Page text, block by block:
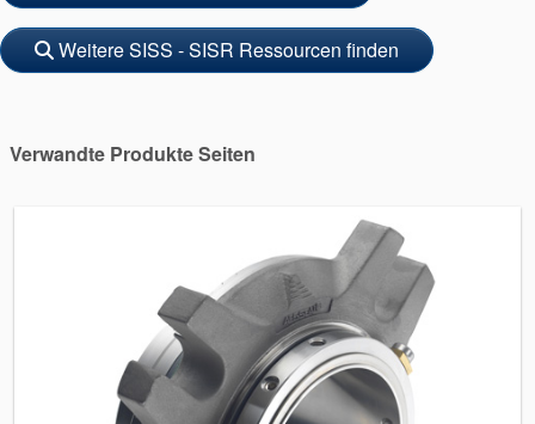
Weitere SISS - SISR Ressourcen finden
Verwandte Produkte Seiten